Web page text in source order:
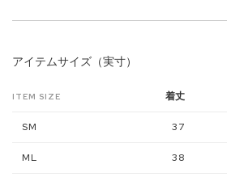
アイテムサイズ（実寸）
ITEM SIZE 着丈
SM 37
ML 38